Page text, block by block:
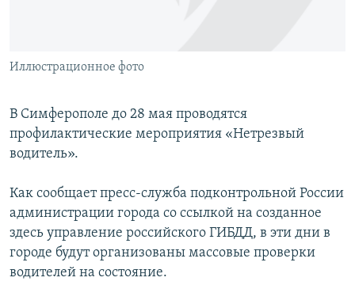
ELIFBE
Все сайты RFE/RL
Иллюстрационное фото
В Симферополе до 28 мая проводятся
профилактические мероприятия «Нетрезвый
водитель».
Как сообщает пресс-служба подконтрольной России
администрации города со ссылкой на созданное
здесь управление российского ГИБДД, в эти дни в
городе будут организованы массовые проверки
водителей на состояние.